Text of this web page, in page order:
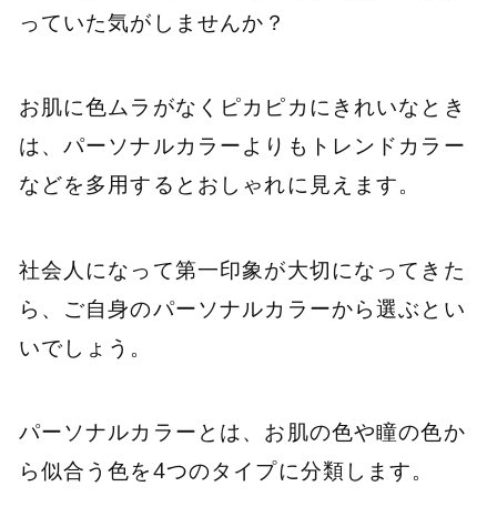
っていた気がしませんか？
お肌に色ムラがなくピカピカにきれいなとき
は、パーソナルカラーよりもトレンドカラー
などを多用するとおしゃれに見えます。
社会人になって第一印象が大切になってきた
ら、ご自身のパーソナルカラーから選ぶとい
いでしょう。
パーソナルカラーとは、お肌の色や瞳の色か
ら似合う色を4つのタイプに分類します。